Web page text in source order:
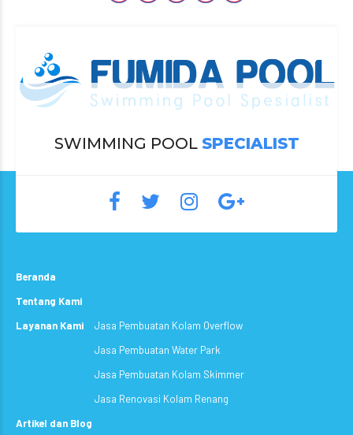
SWIMMING POOL SPECIALIST
Beranda
Tentang Kami
Layanan Kami
Jasa Pembuatan Kolam Overflow
Jasa Pembuatan Water Park
Jasa Pembuatan Kolam Skimmer
Jasa Renovasi Kolam Renang
Artikel dan Blog